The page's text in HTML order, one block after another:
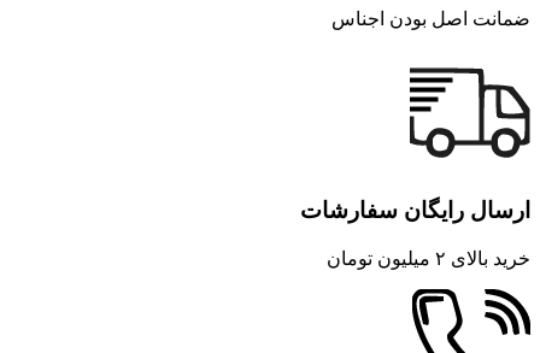
ضمانت اصل بودن اجناس
ارسال رایگان سفارشات
خرید بالای ۲ میلیون تومان